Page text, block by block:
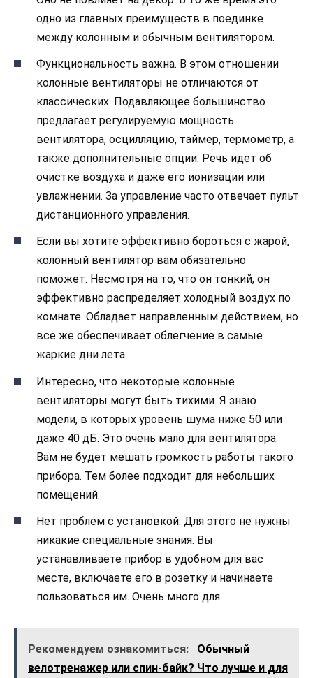
одно из главных преимуществ в поединке
между колонным и обычным вентилятором.
Функциональность важна. В этом отношении
колонные вентиляторы не отличаются от
классических. Подавляющее большинство
предлагает регулируемую мощность
вентилятора, осцилляцию, таймер, термометр, а
также дополнительные опции. Речь идет об
очистке воздуха и даже его ионизации или
увлажнении. За управление часто отвечает пульт
дистанционного управления.
Если вы хотите эффективно бороться с жарой,
колонный вентилятор вам обязательно
поможет. Несмотря на то, что он тонкий, он
эффективно распределяет холодный воздух по
комнате. Обладает направленным действием, но
все же обеспечивает облегчение в самые
жаркие дни лета.
Интересно, что некоторые колонные
вентиляторы могут быть тихими. Я знаю
модели, в которых уровень шума ниже 50 или
даже 40 дБ. Это очень мало для вентилятора.
Вам не будет мешать громкость работы такого
прибора. Тем более подходит для небольших
помещений.
Нет проблем с установкой. Для этого не нужны
никакие специальные знания. Вы
устанавливаете прибор в удобном для вас
месте, включаете его в розетку и начинаете
пользоваться им. Очень много для.
Рекомендуем ознакомиться:
Обычный
велотренажер или спин-байк? Что лучше и для